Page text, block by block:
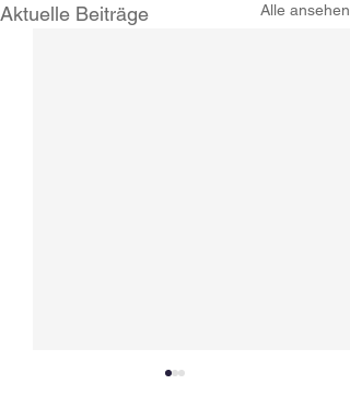
Aktuelle Beiträge Alle ansehen